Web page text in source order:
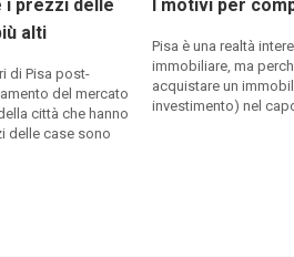
i prezzi delle
alti
di Pisa post-
del mercato
città che hanno
delle case sono
I motivi per
Pisa è una realtà
immobiliare, ma
acquistare un
investimento) nel